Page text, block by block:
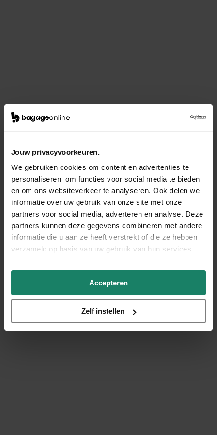
Jouw privacyvoorkeuren.
We gebruiken cookies om content en advertenties te
personaliseren, om functies voor social media te bieden
en om ons websiteverkeer te analyseren. Ook delen we
informatie over uw gebruik van onze site met onze
partners voor social media, adverteren en analyse. Deze
partners kunnen deze gegevens combineren met andere
informatie die u aan ze heeft verstrekt of die ze hebben
verzameld op basis van uw gebruik van hun services.
Accepteren
Zelf instellen